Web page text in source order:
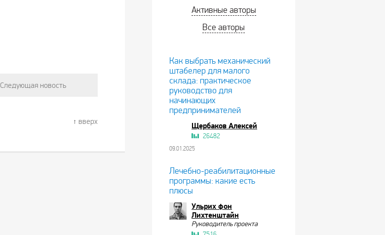
Активные авторы
Все авторы
Как выбрать механический
штабелер для малого
склада: практическое
руководство для
начинающих
предпринимателей
Щербаков Алексей
26482
09.01.2025
Лечебно-реабилитационные
программы: какие есть
плюсы
Ульрих фон
Лихтенштайн
Руководитель проекта
Следующая новость
вверх